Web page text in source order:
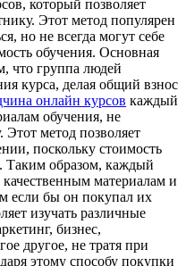
который позволяет
Этот метод популярен
но не всегда могут себе
обучения. Основная
что группа людей
курса, делая общий взнос
онлайн курсов каждый
обучения, не
метод позволяет
поскольку стоимость
Таким образом, каждый
материалам и
если бы он покупал их
изучать различные
бизнес,
другое, не тратя при
этому способу покупки